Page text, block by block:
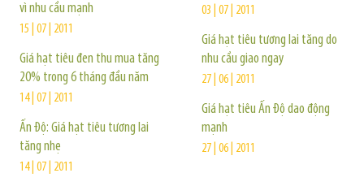
vì nhu cầu mạnh
15 | 07 | 2011
Giá hạt tiêu đen thu mua tăng
20% trong 6 tháng đầu năm
14 | 07 | 2011
Ấn Độ: Giá hạt tiêu tương lai
tăng nhẹ
14 | 07 | 2011
03 | 07 | 2011
Giá hạt tiêu tương lai tăng do
nhu cầu giao ngay
27 | 06 | 2011
Giá hạt tiêu Ấn Độ dao động
mạnh
27 | 06 | 2011